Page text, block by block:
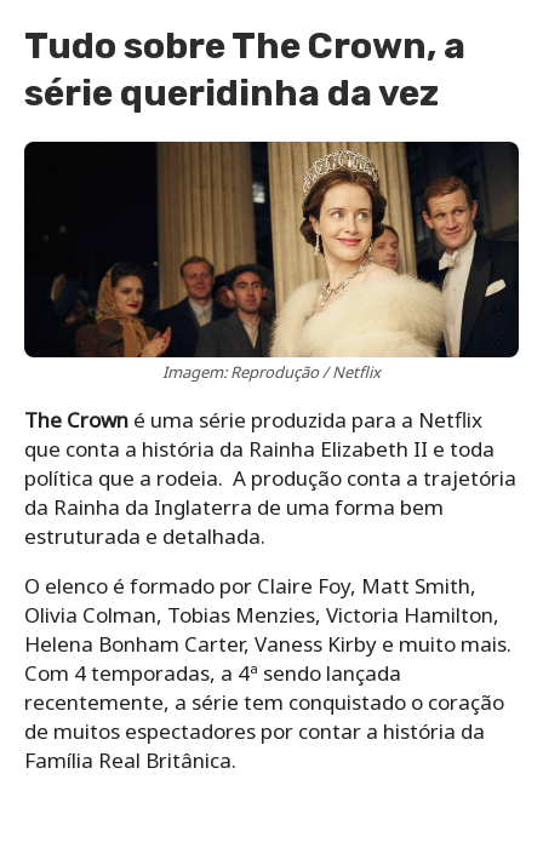
Tudo sobre The Crown, a
série queridinha da vez
Imagem: Reprodução / Netflix
The Crown é uma série produzida para a Netflix
que conta a história da Rainha Elizabeth II e toda
política que a rodeia. A produção conta a trajetória
da Rainha da Inglaterra de uma forma bem
estruturada e detalhada.
O elenco é formado por Claire Foy, Matt Smith,
Olivia Colman, Tobias Menzies, Victoria Hamilton,
Helena Bonham Carter, Vaness Kirby e muito mais.
Com 4 temporadas, a 4ª sendo lançada
recentemente, a série tem conquistado o coração
de muitos espectadores por contar a história da
Família Real Britânica.